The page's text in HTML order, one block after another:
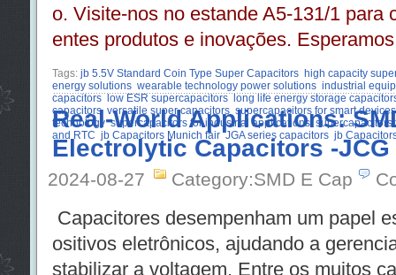
o. Visite-nos no estande A5-131/1 para
entes produtos e inovações.
Tags: jb 5.5V Standard Coin Type Super Capacitors
high capacity
energy solutions wearable technology power solutions industrial
capacitors
low ESR supercapacitors
long life energy storage
capacitors versatile super capacitors supercapacitors for smart devices
technology supercapacitors for industrial applications supercapacitors
and RTC jb Capacitors Munich fair JGA series capacitors jb
Real-World Applications:
Electrolytic Capacitors -
2024-08-27 Category:SMD E Cap
Capacitores desempenham um papel
ositivos eletrônicos, ajudando a
stabilizar a voltagem. Entre os muitos